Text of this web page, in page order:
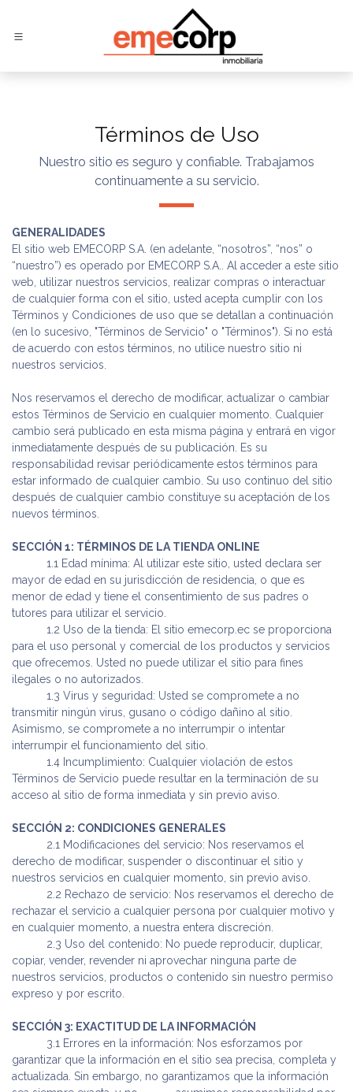
Términos de Uso
Nuestro sitio es seguro y confiable. Trabajamos
continuamente a su servicio.
GENERALIDADES
El sitio web EMECORP S.A. (en adelante, “nosotros”, “nos” o
“nuestro”) es operado por EMECORP S.A.. Al acceder a este sitio
web, utilizar nuestros servicios, realizar compras o interactuar
de cualquier forma con el sitio, usted acepta cumplir con los
Términos y Condiciones de uso que se detallan a continuación
(en lo sucesivo, "Términos de Servicio" o "Términos"). Si no está
de acuerdo con estos términos, no utilice nuestro sitio ni
nuestros servicios.
Nos reservamos el derecho de modificar, actualizar o cambiar
estos Términos de Servicio en cualquier momento. Cualquier
cambio será publicado en esta misma página y entrará en vigor
inmediatamente después de su publicación. Es su
responsabilidad revisar periódicamente estos términos para
estar informado de cualquier cambio. Su uso continuo del sitio
después de cualquier cambio constituye su aceptación de los
nuevos términos.
SECCIÓN 1: TÉRMINOS DE LA TIENDA ONLINE
​ 1.1 Edad mínima: Al utilizar este sitio, usted declara ser
mayor de edad en su jurisdicción de residencia, o que es
menor de edad y tiene el consentimiento de sus padres o
tutores para utilizar el servicio.
​ 1.2 Uso de la tienda: El sitio emecorp.ec se proporciona
para el uso personal y comercial de los productos y servicios
que ofrecemos. Usted no puede utilizar el sitio para fines
ilegales o no autorizados.
​ 1.3 Virus y seguridad: Usted se compromete a no
transmitir ningún virus, gusano o código dañino al sitio.
Asimismo, se compromete a no interrumpir o intentar
interrumpir el funcionamiento del sitio.
​ 1.4 Incumplimiento: Cualquier violación de estos
Términos de Servicio puede resultar en la terminación de su
acceso al sitio de forma inmediata y sin previo aviso.
SECCIÓN 2: CONDICIONES GENERALES
​ 2.1 Modificaciones del servicio: Nos reservamos el
derecho de modificar, suspender o discontinuar el sitio y
nuestros servicios en cualquier momento, sin previo aviso.
​ 2.2 Rechazo de servicio: Nos reservamos el derecho de
rechazar el servicio a cualquier persona por cualquier motivo y
en cualquier momento, a nuestra entera discreción.
​ 2.3 Uso del contenido: No puede reproducir, duplicar,
copiar, vender, revender ni aprovechar ninguna parte de
nuestros servicios, productos o contenido sin nuestro permiso
expreso y por escrito.
SECCIÓN 3: EXACTITUD DE LA INFORMACIÓN
​ 3.1 Errores en la información: Nos esforzamos por
garantizar que la información en el sitio sea precisa, completa y
actualizada. Sin embargo, no garantizamos que la información